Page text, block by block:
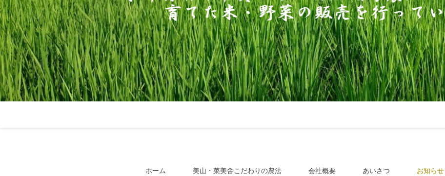
ホーム 美山・菜美舎こだわりの農法 会社概要 あいさつ お知らせ